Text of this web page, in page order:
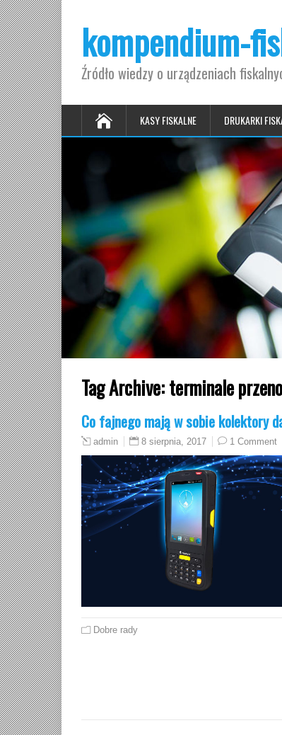
kompendium-
Źródło wiedzy o urządzeniach
KASY FISKALNE DRUKARKI
Tag Archive:terminale
Co fajnego mają w sobie kolektory
admin 8 sierpnia, 2017 1 Comment
Dobre rady